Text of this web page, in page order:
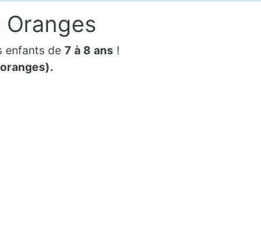
enfants de7 à 8 ans !